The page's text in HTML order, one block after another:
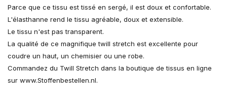
Parce que ce tissu est tissé en sergé, il est doux et confortable.
L'élasthanne rend le tissu agréable, doux et extensible.
Le tissu n'est pas transparent.
La qualité de ce magnifique twill stretch est excellente pour
coudre un haut, un chemisier ou une robe.
Commandez du Twill Stretch dans la boutique de tissus en ligne
sur www.Stoffenbestellen.nl.